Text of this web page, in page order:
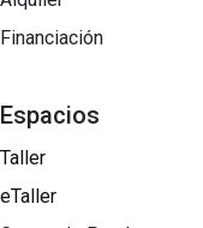
Financiación
Espacios
Taller
eTaller